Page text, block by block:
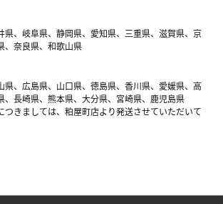
県、岐阜県、静岡県、愛知県、三重県、滋賀県、京
、奈良県、和歌山県
県、広島県、山口県、徳島県、香川県、愛媛県、高
、長崎県、熊本県、大分県、宮崎県、鹿児島県
きましては、粕屋町店より発送させていただいて